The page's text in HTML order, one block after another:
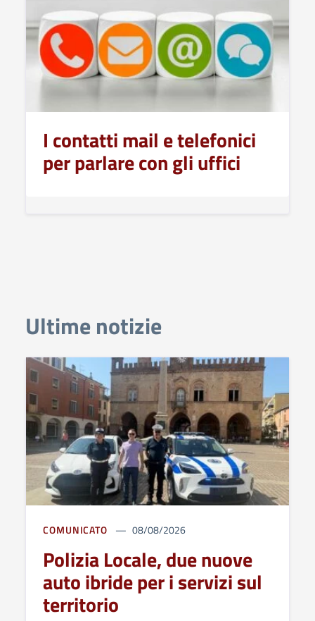
I contatti mail e telefonici
per parlare con gli uffici
Ultime notizie
COMUNICATO 08/08/2026
Polizia Locale, due nuove
auto ibride per i servizi sul
territorio